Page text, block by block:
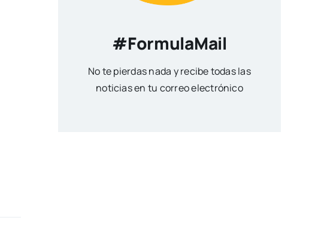
#FormulaMail
No te pierdas nada y recibe todas las
noticias en tu correo electrónico